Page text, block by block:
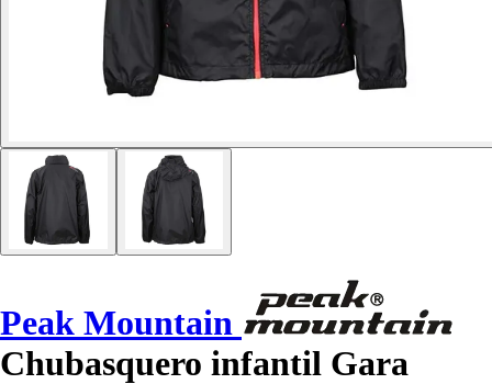
Peak Mountain
Chubasquero infantil Gara